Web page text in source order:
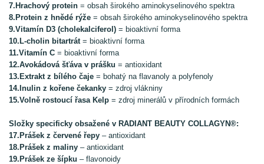
7.Hrachový protein = obsah širokého aminokyselinového spektra
8.Protein z hnědé rýže = obsah širokého aminokyselinového spektra
9.Vitamín D3 (cholekalciferol) = bioaktivní forma
10.L-cholin bitartrát = bioaktivní forma
11.Vitamín C = bioaktivní forma
12.Avokádová šťáva v prášku = antioxidant
13.Extrakt z bílého čaje = bohatý na flavanoly a polyfenoly
14.Inulin z kořene čekanky = zdroj vlákniny
15.Volně rostoucí řasa Kelp = zdroj minerálů v přírodních formách
Složky specificky obsažené v RADIANT BEAUTY COLLAGYN®:
17.Prášek z červené řepy – antioxidant
18.Prášek z maliny – antioxidant
19.Prášek ze šípku – flavonoidy